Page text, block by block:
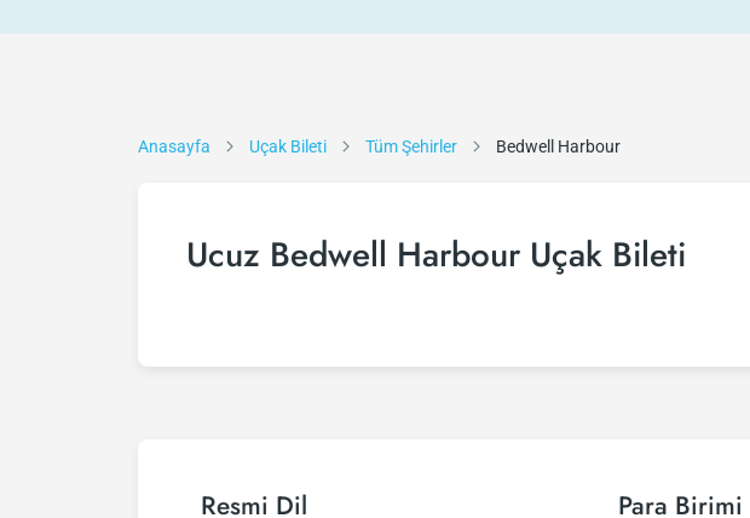
Anasayfa Uçak Bileti Tüm Şehirler Bedwell Harbour
Ucuz Bedwell Harbour Uçak Bileti
Resmi Dil Para Birimi